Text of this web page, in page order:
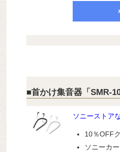
■首かけ集音器「SMR-10
ソニーストア
10％OFF
ソニーカ